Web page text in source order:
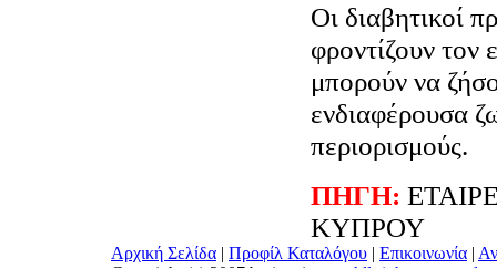
Οι διαβητικοί
φροντίζουν τον
μπορούν να
ενδιαφέρουσα
περιορισμούς.
ΠΗΓΗ:
ΚΥΠΡΟΥ
Αρχική Σελίδα | Προφίλ Καταλόγου | Επικοινωνία |